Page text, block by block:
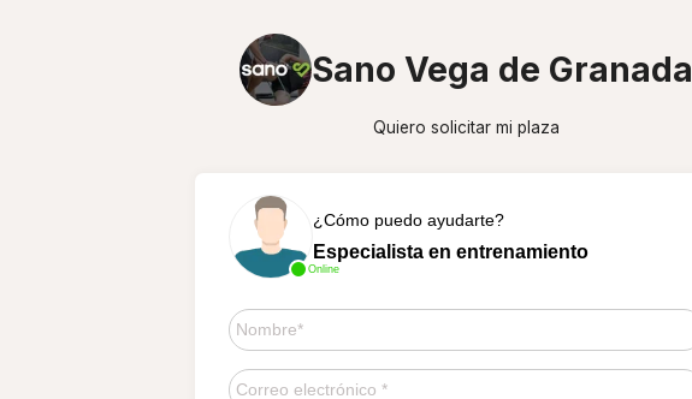
Sano Vega de Granada
Quiero solicitar mi plaza
Online
¿Cómo puedo ayudarte?
Especialista en entrenamiento